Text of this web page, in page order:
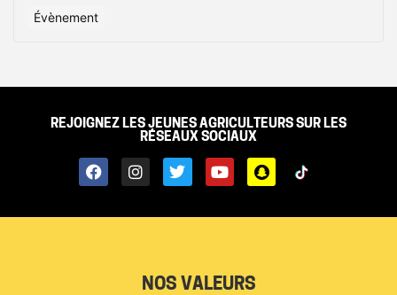
Évènement
REJOIGNEZ LES JEUNES AGRICULTEURS SUR LES
RÉSEAUX SOCIAUX
NOS VALEURS